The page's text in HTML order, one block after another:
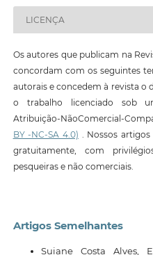
LICENÇA
Os autores que publicam na
concordam com os seguintes
autorais e concedem à revista o
o trabalho licenciado sob
Atribuição-NãoComercial-
BY -NC-SA 4.0) . Nossos
gratuitamente, com
pesqueiras e não comerciais.
Artigos Semelhantes
Suiane Costa Alves,